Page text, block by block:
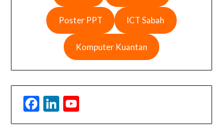
Poster PPT ICT Sabah
Komputer Kuantan
Facebook
LinkedIn